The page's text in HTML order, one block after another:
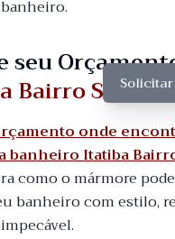
seu
Bairro Santa
onde
banheiro Itatiba
como o mármore pode
banheiro com estilo,